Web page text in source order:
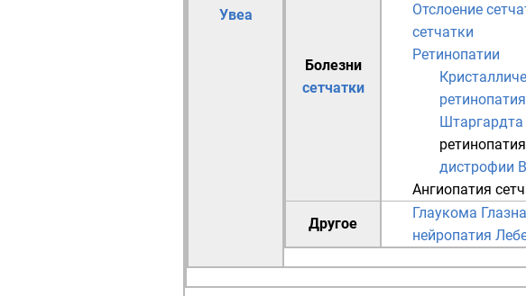
Увеа
Болезни
сетчатки
Отслоение
сетчатки
Ретинопатии
ретинопатия
Штаргардта
ретинопатия
дистрофии
Ангиопатия
Другое
Глаукома
нейропатия